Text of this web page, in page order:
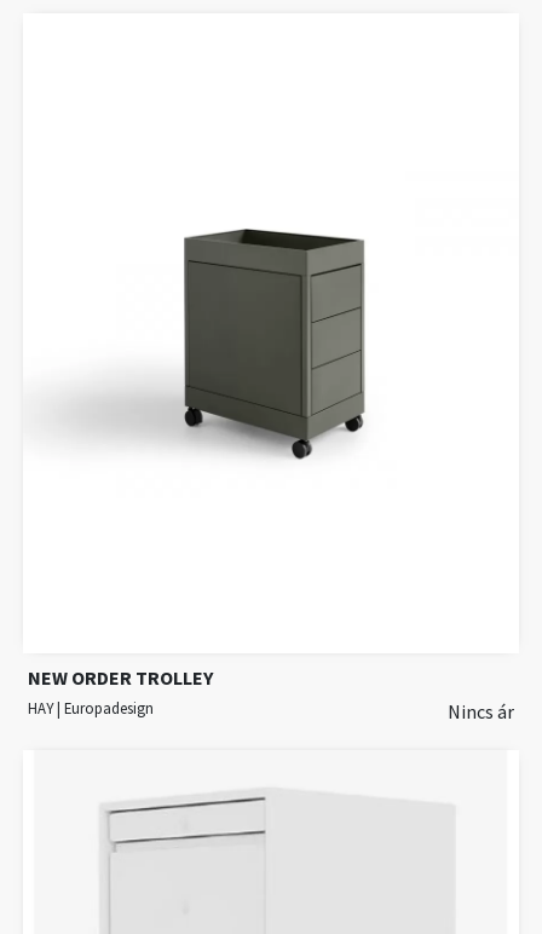
NEW ORDER TROLLEY
HAY | Europadesign Nincs ár